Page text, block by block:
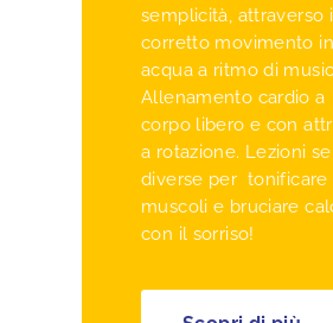
semplicità, attraverso
corretto movimento in
acqua a ritmo di
Allenamento cardio a
corpo libero e con
a rotazione. Lezioni
diverse per tonificare
muscoli e bruciare
con il sorriso!